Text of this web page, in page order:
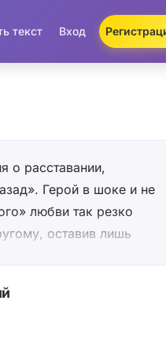
текст Вход
о расставании,
Герой в шоке и не
любви так резко
оставив лишь
другому, и от
мигом близости и